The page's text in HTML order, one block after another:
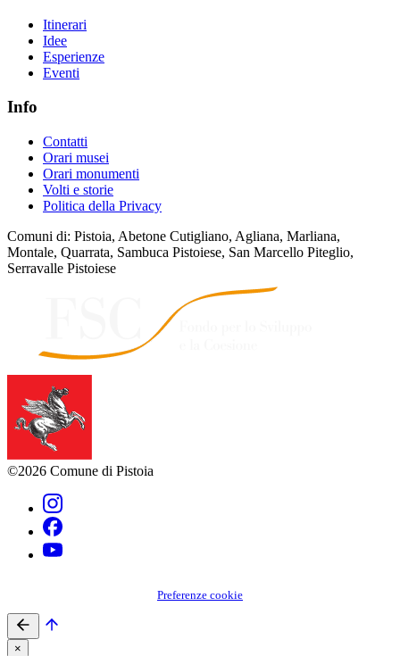
Itinerari
Idee
Esperienze
Eventi
Info
Contatti
Orari musei
Orari monumenti
Volti e storie
Politica della Privacy
Comuni di: Pistoia, Abetone Cutigliano, Agliana, Marliana,
Montale, Quarrata, Sambuca Pistoiese, San Marcello Piteglio,
Serravalle Pistoiese
©2026 Comune di Pistoia
Preferenze cookie
×